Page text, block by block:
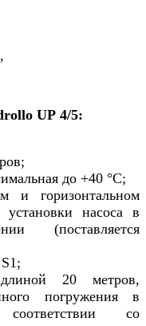
UP 4/5:
до +40 °C;
и горизонтальном
насоса в
(поставляется
длиной 20 метров,
погружения в
со